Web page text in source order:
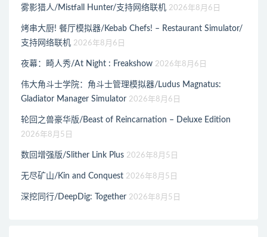
雾影猎人/Mistfall Hunter/支持网络联机 2026年8月6日
烤串大厨! 餐厅模拟器/Kebab Chefs! – Restaurant Simulator/
支持网络联机 2026年8月6日
夜幕：畸人秀/At Night : Freakshow 2026年8月6日
伟大角斗士学院：角斗士管理模拟器/Ludus Magnatus:
Gladiator Manager Simulator 2026年8月6日
轮回之兽豪华版/Beast of Reincarnation – Deluxe Edition
2026年8月5日
数回增强版/Slither Link Plus 2026年8月5日
无尽矿山/Kin and Conquest 2026年8月5日
深挖同行/DeepDig: Together 2026年8月5日